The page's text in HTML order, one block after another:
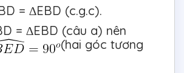
= ∆EBD (c.g.c).
= ∆EBD (câu a) nên
(hai góc tương